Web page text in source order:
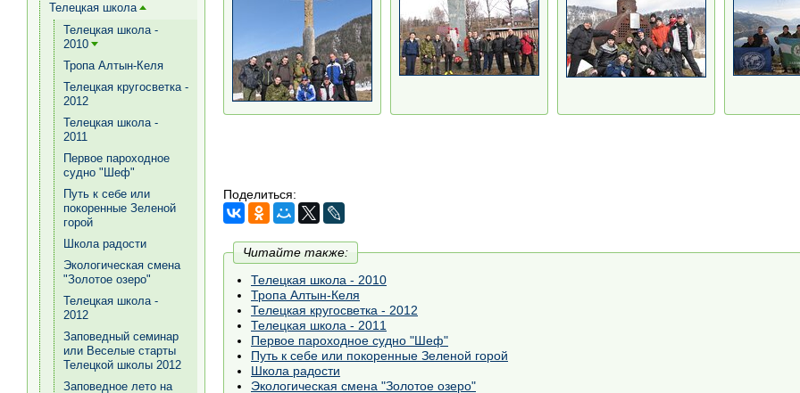
Поделиться:
Читайте также:
Телецкая школа - 2010
Тропа Алтын-Келя
Телецкая кругосветка - 2012
Телецкая школа - 2011
Первое пароходное судно "Шеф"
Путь к себе или покоренные Зеленой горой
Школа радости
Экологическая смена "Золотое озеро"
Телецкая школа [+]
Телецкая школа -
2010
Тропа Алтын-Келя
Телецкая кругосветка -
2012
Телецкая школа -
2011
Первое пароходное
судно "Шеф"
Путь к себе или
покоренные Зеленой
горой
Школа радости
Экологическая смена
"Золотое озеро"
Телецкая школа -
2012
Заповедный семинар
или Веселые старты
Телецкой школы 2012
Заповедное лето на